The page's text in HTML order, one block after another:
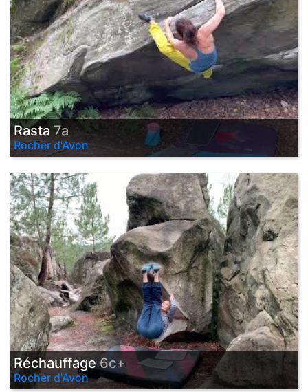
Rasta7a
Rocher d'Avon
Réchauffage 6c+
Rocher d'Avon